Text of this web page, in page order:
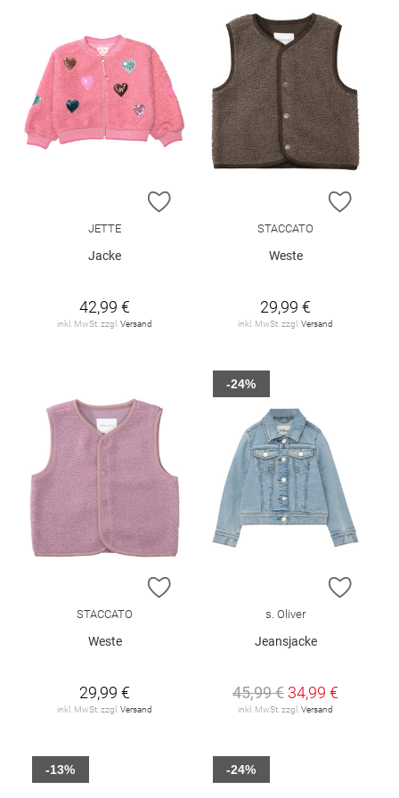
ZUR WUNSCHLISTE HINZUFÜGEN
JETTE
Jacke
42,99 €
inkl. MwSt. zzgl.Versand
ZUR
STACCATO
Weste
29,99 €
inkl. MwSt. zzgl.Versand
ZUR WUNSCHLISTE HINZUFÜGEN
STACCATO
Weste
29,99 €
inkl. MwSt. zzgl. Versand
ZUR
s. Oliver
Jeansjacke
45,99 € 34,99 €
inkl. MwSt. zzgl. Versand
-24%
-13% -24%